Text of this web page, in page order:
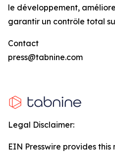
le développement,
garantir un contrôle total
Contact
press@tabnine.com
Legal Disclaimer:
EIN Presswire provides this